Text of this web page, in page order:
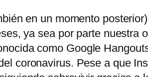
en un momento
ya sea por parte
como Google
coronavirus. Pese a que